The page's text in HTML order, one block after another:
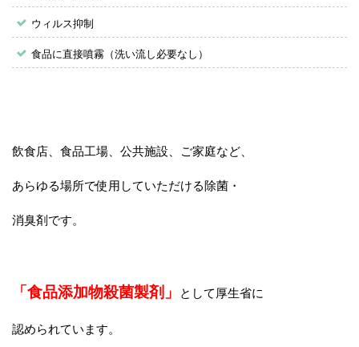
ウィルス抑制
食品に直接噴霧（洗い流し必要なし）
飲食店、食品工場、公共施設、ご家庭など、
あらゆる場所で使用していただける除菌・
消臭剤です。
「食品添加物殺菌製剤」 として厚生省に
認められています。